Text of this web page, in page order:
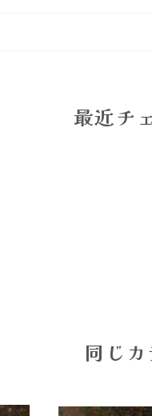
最近チ
同じ